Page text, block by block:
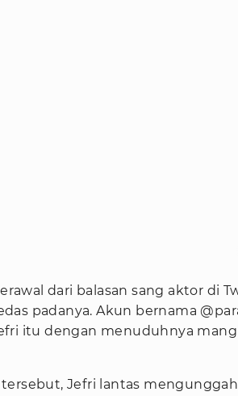
dari balasan sang aktor di
padanya. Akun bernama
itu dengan menuduhnya
Jefri lantas